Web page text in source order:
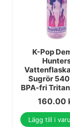
K-Pop
Sugrör 540
BPA-fri
160.00
Lägg till i